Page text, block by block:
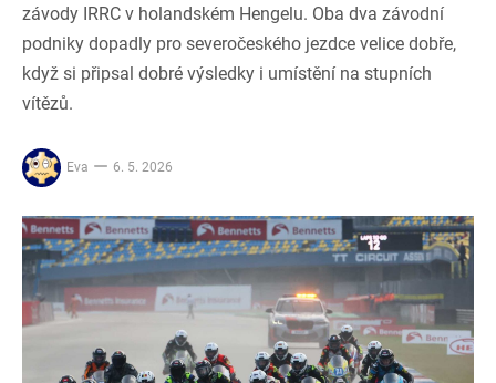
závody IRRC v holandském Hengelu. Oba dva závodní
podniky dopadly pro severočeského jezdce velice dobře,
když si připsal dobré výsledky i umístění na stupních
vítězů.
Eva 6. 5. 2026